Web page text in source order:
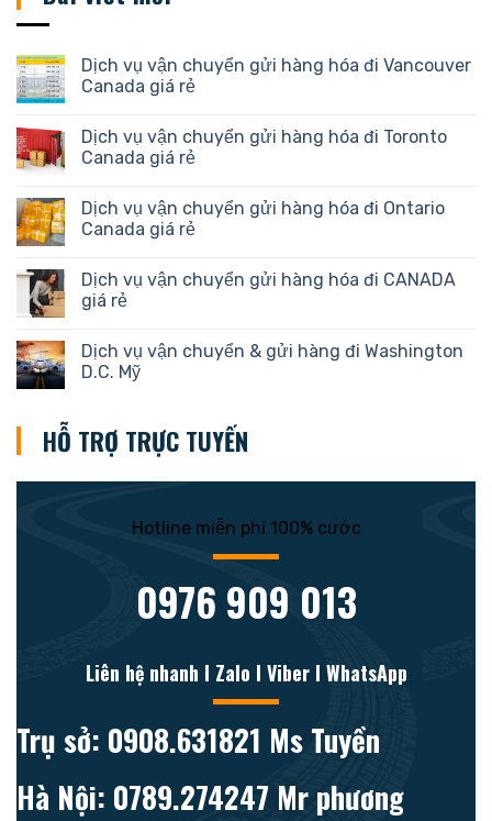
Dịch vụ vận chuyển gửi hàng hóa đi Vancouver
Canada giá rẻ
Dịch vụ vận chuyển gửi hàng hóa đi Toronto
Canada giá rẻ
Dịch vụ vận chuyển gửi hàng hóa đi Ontario
Canada giá rẻ
Dịch vụ vận chuyển gửi hàng hóa đi CANADA
giá rẻ
Dịch vụ vận chuyển & gửi hàng đi Washington
D.C. Mỹ
HỖ TRỢ TRỰC TUYẾN
Hotline miễn phí 100% cước
0976 909 013
Liên hệ nhanh l Zalo l Viber l WhatsApp
Trụ sở: 0908.631821 Ms Tuyền
Hà Nội: 0789.274247 Mr phương